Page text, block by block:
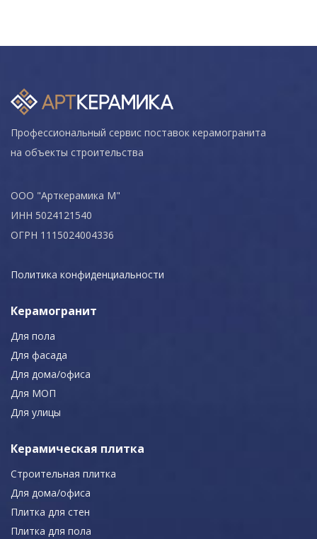
Профессиональный сервис поставок керамогранита
на объекты строительства
ООО "Арткерамика М"
ИНН 5024121540
ОГРН 1115024004336
Политика конфиденциальности
Керамогранит
Для пола
Для фасада
Для дома/офиса
Для МОП
Для улицы
Керамическая плитка
Строительная плитка
Для дома/офиса
Плитка для стен
Плитка для пола